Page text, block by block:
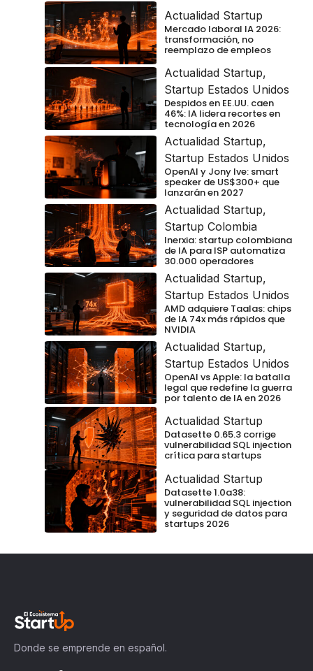
Actualidad Startup
Mercado laboral IA 2026:
transformación, no
reemplazo de empleos
Actualidad Startup,
Startup Estados Unidos
Despidos en EE.UU. caen
46%: IA lidera recortes en
tecnología en 2026
Actualidad Startup,
Startup Estados Unidos
OpenAI y Jony Ive: smart
speaker de US$300+ que
lanzarán en 2027
Actualidad Startup,
Startup Colombia
Inerxia: startup colombiana
de IA para ISP automatiza
30.000 operadores
Actualidad Startup,
Startup Estados Unidos
AMD adquiere Taalas: chips
de IA 74x más rápidos que
NVIDIA
Actualidad Startup,
Startup Estados Unidos
OpenAI vs Apple: la batalla
legal que redefine la guerra
por talento de IA en 2026
Actualidad Startup
Datasette 0.65.3 corrige
vulnerabilidad SQL injection
crítica para startups
Actualidad Startup
Datasette 1.0a38:
vulnerabilidad SQL injection
y seguridad de datos para
startups 2026
Donde se emprende en español.